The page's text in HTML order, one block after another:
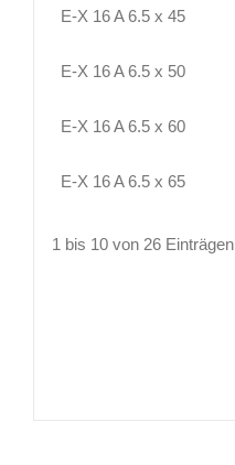
E-X 16 A 6.5 x 45
E-X 16 A 6.5 x 50
E-X 16 A 6.5 x 60
E-X 16 A 6.5 x 65
1 bis 10 von 26 Einträgen